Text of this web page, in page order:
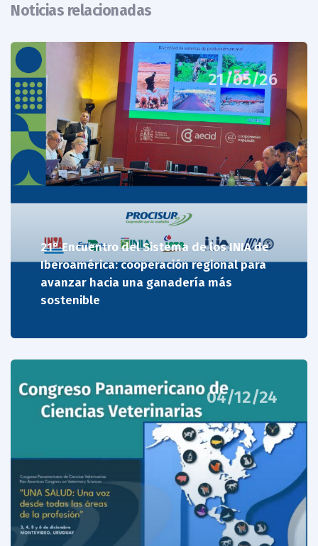
Noticias relacionadas
21/05/26
21° Encuentro del Sistema de los INIA de
Iberoamérica: cooperación regional para
avanzar hacia una ganadería más
sostenible
04/12/24